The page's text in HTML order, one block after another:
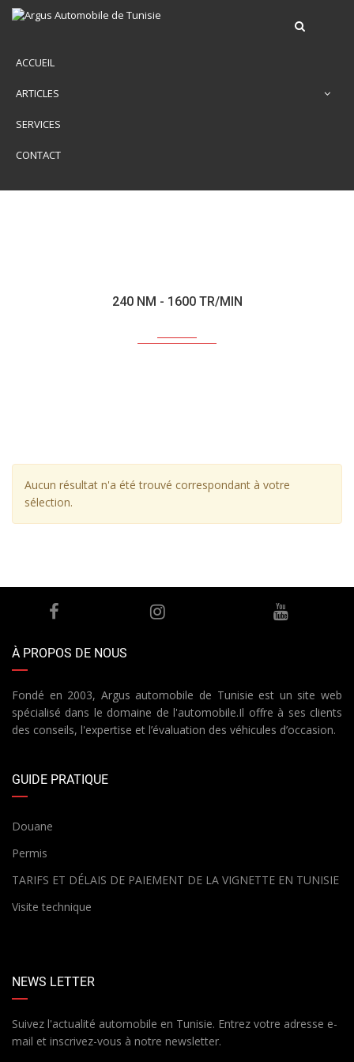
ACCUEIL
ARTICLES
SERVICES
CONTACT
240 NM - 1600 TR/MIN
Aucun résultat n'a été trouvé correspondant à votre
sélection.
À PROPOS DE NOUS
Fondé en 2003, Argus automobile de Tunisie est un site web
spécialisé dans le domaine de l'automobile.Il offre à ses clients
des conseils, l'expertise et l’évaluation des véhicules d’occasion.
GUIDE PRATIQUE
Douane
Permis
TARIFS ET DÉLAIS DE PAIEMENT DE LA VIGNETTE EN TUNISIE
Visite technique
NEWS LETTER
Suivez l'actualité automobile en Tunisie. Entrez votre adresse e-
mail et inscrivez-vous à notre newsletter.